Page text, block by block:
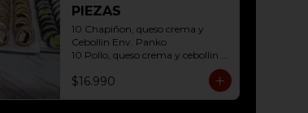
PIEZAS
10 Chapiñon, queso crema y
Cebollin Env. Panko
10 Pollo, queso crema y cebollin
10 Palmito, queso crema y palta
$16.990